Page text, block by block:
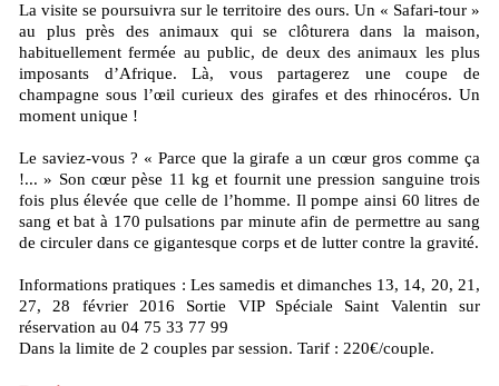
La visite se poursuivra sur le territoire des ours. Un « Safari-tour »
au plus près des animaux qui se clôturera dans la maison,
habituellement fermée au public, de deux des animaux les plus
imposants d’Afrique. Là, vous partagerez une coupe de
champagne sous l’œil curieux des girafes et des rhinocéros. Un
moment unique !
Le saviez-vous ? « Parce que la girafe a un cœur gros comme ça
!... » Son cœur pèse 11 kg et fournit une pression sanguine trois
fois plus élevée que celle de l’homme. Il pompe ainsi 60 litres de
sang et bat à 170 pulsations par minute afin de permettre au sang
de circuler dans ce gigantesque corps et de lutter contre la gravité.
Informations pratiques : Les samedis et dimanches 13, 14, 20, 21,
27, 28 février 2016 Sortie VIP Spéciale Saint Valentin sur
réservation au 04 75 33 77 99
Dans la limite de 2 couples par session. Tarif : 220€/couple.